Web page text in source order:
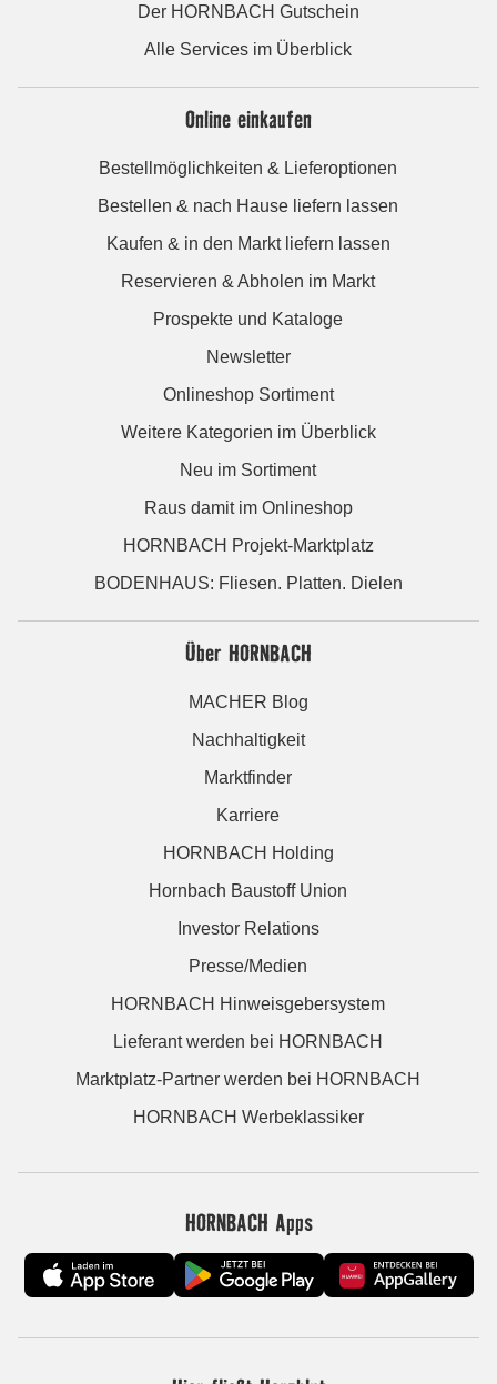
Der HORNBACH Gutschein
Alle Services im Überblick
Online einkaufen
Bestellmöglichkeiten & Lieferoptionen
Bestellen & nach Hause liefern lassen
Kaufen & in den Markt liefern lassen
Reservieren & Abholen im Markt
Prospekte und Kataloge
Newsletter
Onlineshop Sortiment
Weitere Kategorien im Überblick
Neu im Sortiment
Raus damit im Onlineshop
HORNBACH Projekt-Marktplatz
BODENHAUS: Fliesen. Platten. Dielen
Über HORNBACH
MACHER Blog
Nachhaltigkeit
Marktfinder
Karriere
HORNBACH Holding
Hornbach Baustoff Union
Investor Relations
Presse/Medien
HORNBACH Hinweisgebersystem
Lieferant werden bei HORNBACH
Marktplatz-Partner werden bei HORNBACH
HORNBACH Werbeklassiker
HORNBACH Apps